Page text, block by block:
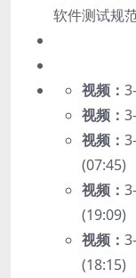
软件测试规
视频：
视频：
视频：
(07:45)
视频：
(19:09)
视频：
(18:15)